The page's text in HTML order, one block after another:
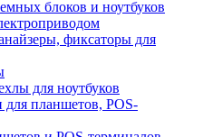
блоков и ноутбуков
фиксаторы для
для ноутбуков
планшетов, POS-